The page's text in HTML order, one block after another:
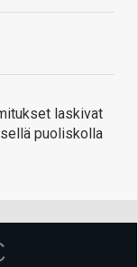
laskivat
puoliskolla